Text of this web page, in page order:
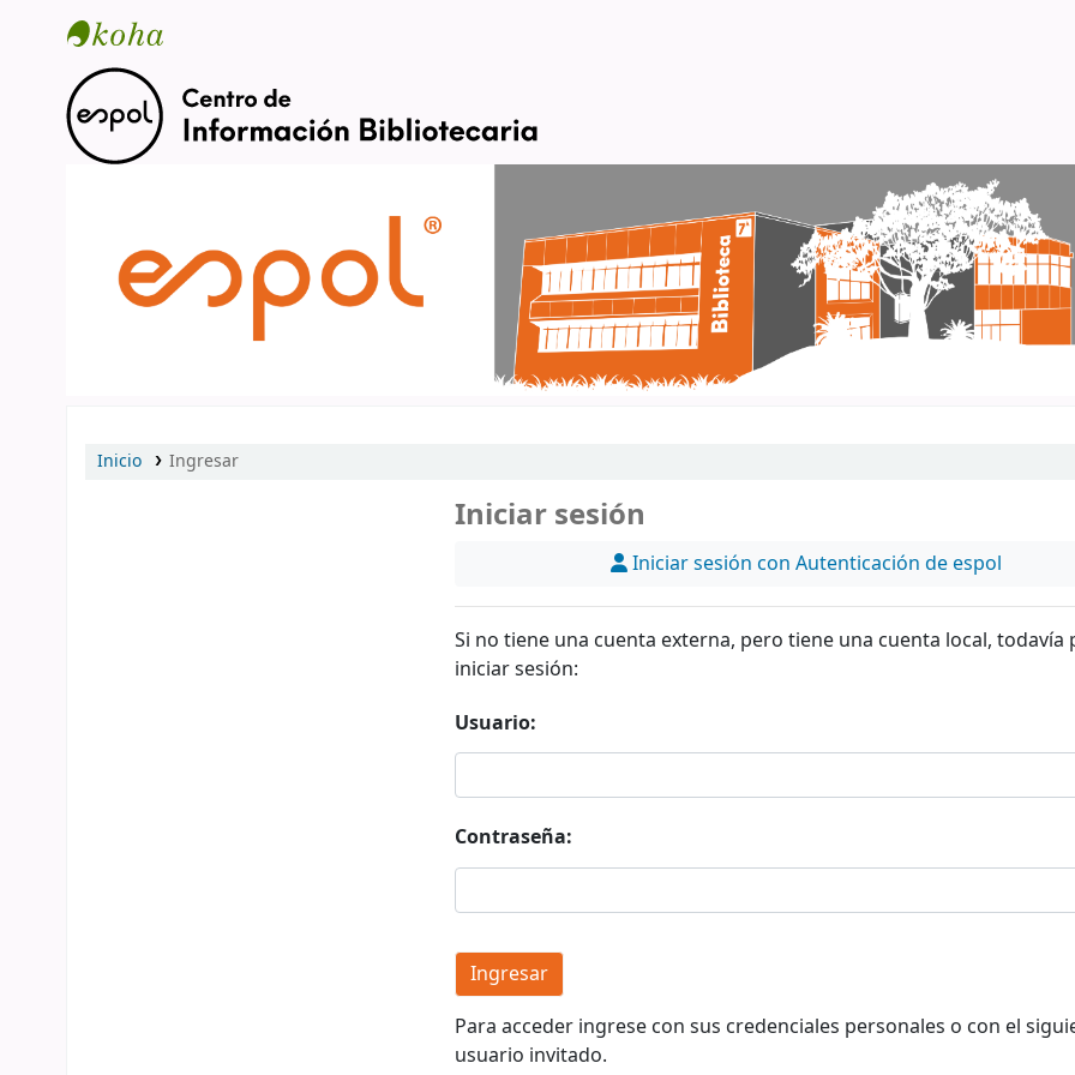
Catálogo en línea
Inicio Ingresar
Iniciar sesión
Iniciar sesión con Autenticación de espol
Si no tiene una cuenta externa, pero tiene una cuenta local, todavía
iniciar sesión:
Usuario:
Contraseña:
Para acceder ingrese con sus credenciales personales o con el
usuario invitado.